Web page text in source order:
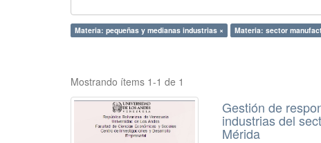
Materia: pequeñas y medianas industrias × Materia: sector
Mostrando ítems 1-1 de 1
Gestión de
industrias del
Mérida